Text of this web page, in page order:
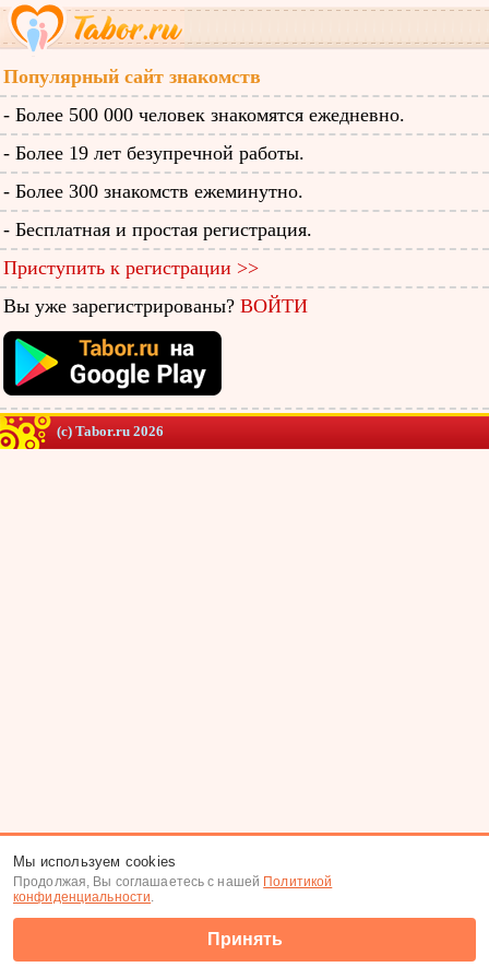
Популярный сайт знакомств
- Более 500 000 человек знакомятся ежедневно.
- Более 19 лет безупречной работы.
- Более 300 знакомств ежеминутно.
- Бесплатная и простая регистрация.
Приступить к регистрации >>
Вы уже зарегистрированы? ВОЙТИ
(c) Tabor.ru 2026
Мы используем cookies
Продолжая, Вы соглашаетесь с нашей Политикой
конфиденциальности.
Принять